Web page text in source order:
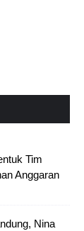
Tim
Anggaran
Nina